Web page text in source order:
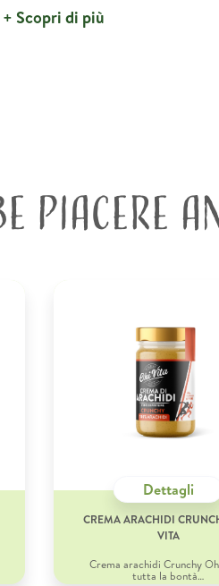
+ Scopri di più
PIACERE
Dettagli
CREMA ARACHIDI
VITA
Crema arachidi Crunchy
tutta la bontà…